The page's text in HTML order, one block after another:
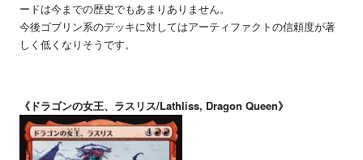
ードは今までの歴史でもあまりありません。
今後ゴブリン系のデッキに対してはアーティファクトの信頼度が著
しく低くなりそうです。
《ドラゴンの女王、ラスリス/Lathliss, Dragon Queen》